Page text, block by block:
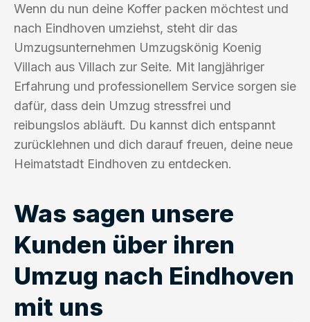
Wenn du nun deine Koffer packen möchtest und
nach Eindhoven umziehst, steht dir das
Umzugsunternehmen Umzugskönig Koenig
Villach aus Villach zur Seite. Mit langjähriger
Erfahrung und professionellem Service sorgen sie
dafür, dass dein Umzug stressfrei und
reibungslos abläuft. Du kannst dich entspannt
zurücklehnen und dich darauf freuen, deine neue
Heimatstadt Eindhoven zu entdecken.
Was sagen unsere
Kunden über ihren
Umzug nach Eindhoven
mit uns